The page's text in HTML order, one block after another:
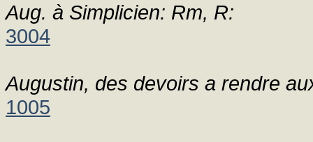
Aug. à Simplicien: Rm, R:
3004
Augustin, des devoirs a rendre
1005